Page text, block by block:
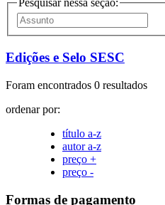
Edições e Selo SESC
Foram encontrados 0 resultados
ordenar por:
título a-z
autor a-z
preço +
preço -
Formas de pagamento